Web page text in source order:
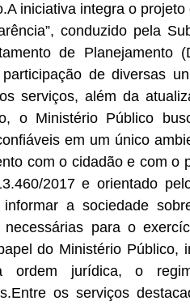
iniciativa integra o
conduzido pela
de Planejamento
de diversas
serviços, além da
o Ministério Público
em um único
com o cidadão e com o
2017 e orientado
a sociedade
necessárias para o
do Ministério Público,
ordem jurídica, o
os serviços